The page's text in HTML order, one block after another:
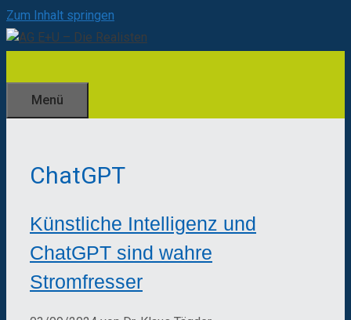
Zum Inhalt springen
Menü
ChatGPT
Künstliche Intelligenz und
ChatGPT sind wahre
Stromfresser